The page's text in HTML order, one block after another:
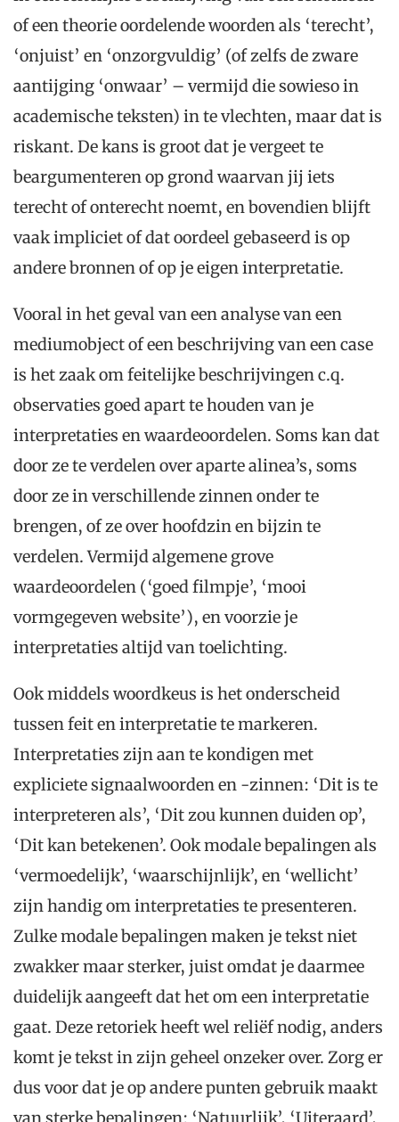
of een theorie oordelende woorden als ‘terecht’,
‘onjuist’ en ‘onzorgvuldig’ (of zelfs de zware
aantijging ‘onwaar’ – vermijd die sowieso in
academische teksten) in te vlechten, maar dat is
riskant. De kans is groot dat je vergeet te
beargumenteren op grond waarvan jij iets
terecht of onterecht noemt, en bovendien blijft
vaak impliciet of dat oordeel gebaseerd is op
andere bronnen of op je eigen interpretatie.
Vooral in het geval van een analyse van een
mediumobject of een beschrijving van een case
is het zaak om feitelijke beschrijvingen c.q.
observaties goed apart te houden van je
interpretaties en waardeoordelen. Soms kan dat
door ze te verdelen over aparte alinea’s, soms
door ze in verschillende zinnen onder te
brengen, of ze over hoofdzin en bijzin te
verdelen. Vermijd algemene grove
waardeoordelen (‘goed filmpje’, ‘mooi
vormgegeven website’), en voorzie je
interpretaties altijd van toelichting.
Ook middels woordkeus is het onderscheid
tussen feit en interpretatie te markeren.
Interpretaties zijn aan te kondigen met
expliciete signaalwoorden en -zinnen: ‘Dit is te
interpreteren als’, ‘Dit zou kunnen duiden op’,
‘Dit kan betekenen’. Ook modale bepalingen als
‘vermoedelijk’, ‘waarschijnlijk’, en ‘wellicht’
zijn handig om interpretaties te presenteren.
Zulke modale bepalingen maken je tekst niet
zwakker maar sterker, juist omdat je daarmee
duidelijk aangeeft dat het om een interpretatie
gaat. Deze retoriek heeft wel reliëf nodig, anders
komt je tekst in zijn geheel onzeker over. Zorg er
dus voor dat je op andere punten gebruik maakt